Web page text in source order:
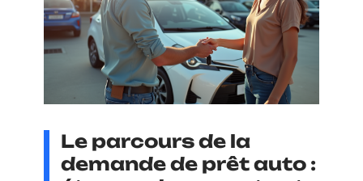
Le parcours de la
demande de prêt auto :